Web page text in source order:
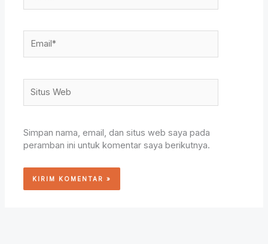
Web
Simpan nama, email, dan situs web saya pada
peramban ini untuk komentar saya berikutnya.